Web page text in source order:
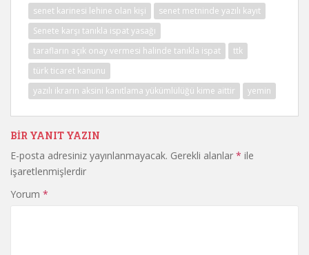
senet karinesi lehine olan kişi
senet metninde yazılı kayıt
Senete karşı tanıkla ispat yasağı
tarafların açık onay vermesi halinde tanıkla ispat
ttk
türk ticaret kanunu
yazılı ikrarın aksini kanıtlama yükümlülüğü kime aittir
yemin
BIR YANIT YAZIN
E-posta adresiniz yayınlanmayacak. Gerekli alanlar * ile
işaretlenmişlerdir
Yorum *